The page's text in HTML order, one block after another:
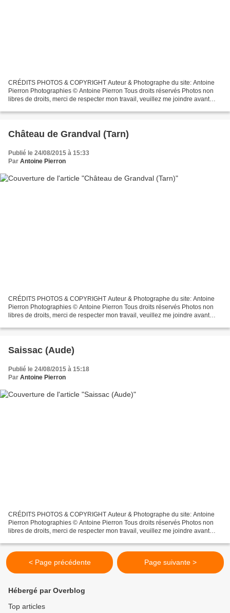
CRÉDITS PHOTOS & COPYRIGHT Auteur & Photographe du site: Antoine
Pierron Photographies © Antoine Pierron Tous droits réservés Photos non
libres de droits, merci de respecter mon travail, veuillez me joindre avant
Château de Grandval (Tarn)
Publié le 24/08/2015 à 15:33
Par Antoine Pierron
CRÉDITS PHOTOS & COPYRIGHT Auteur & Photographe du site: Antoine
Pierron Photographies © Antoine Pierron Tous droits réservés Photos non
libres de droits, merci de respecter mon travail, veuillez me joindre avant
Saissac (Aude)
Publié le 24/08/2015 à 15:18
Par Antoine Pierron
CRÉDITS PHOTOS & COPYRIGHT Auteur & Photographe du site: Antoine
Pierron Photographies © Antoine Pierron Tous droits réservés Photos non
libres de droits, merci de respecter mon travail, veuillez me joindre avant
< Page précédente Page suivante >
Hébergé par Overblog
Top articles